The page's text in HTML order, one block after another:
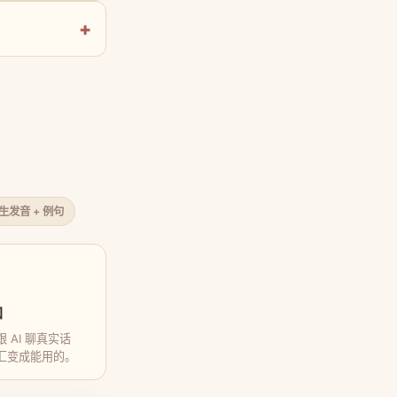
发音 + 例句
AI 聊真实话
成能用的。